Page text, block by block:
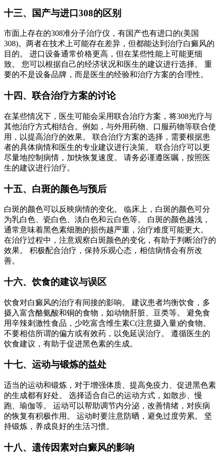
十三、国产与进口308的区别
市面上存在的308准分子治疗仪，有国产也有进口的(美国
308)。两者在技术上可能存在差异，但都能达到治疗白癜风的
目的。 进口设备通常价格更高，但在某些性能上可能更细
致。 您可以根据自己的经济状况和医生的建议进行选择。 重
要的不是设备品牌，而是医生的经验和治疗方案的合理性。
十四、联合治疗方案的讨论
在某些情况下，医生可能会采用联合治疗方案，将308光疗与
其他治疗方式相结合。例如，与外用药物、口服药物等联合使
用，以提高治疗的效果。 联合治疗方案的选择，需要根据患
者的具体病情和医生的专业建议进行决策。 联合治疗可以更
尽量地控制病情，加快恢复速度。 请务必谨遵医嘱，按照医
生的建议进行治疗。
十五、白斑的颜色与预后
白斑的颜色可以反映病情的变化。 临床上，白斑的颜色可分
为乳白色、瓷白色、淡白色和云白色等。 白斑的颜色越浅，
通常意味着黑色素细胞的损伤越严重，治疗难度可能更大。
在治疗过程中，注意观察白斑颜色的变化，有助于判断治疗的
效果。 积极配合治疗，保持乐观心态，相信病情会有所改
善。
十六、饮食的建议与误区
饮食对白癜风的治疗有间接的影响。 建议患者均衡饮食，多
摄入富含酪氨酸和铜的食物，如动物肝脏、豆类等。 避免食
用辛辣刺激性食品，少吃富含维生素C(注意摄入量)的食物。
不要相信所谓的偏方或有效药，以免延误治疗。 遵循医生的
饮食建议，有助于促进黑色素的生成。
十七、运动与锻炼的益处
适当的运动和锻炼，对于增强体质、提高免疫力、促进黑色素
的生成都有好处。 选择适合自己的运动方式，如散步、慢
跑、瑜伽等。 运动可以帮助调节内分泌，改善情绪，对疾病
的恢复有积极作用。 运动时要注意防晒，避免过度劳累。 坚
持锻炼，养成良好的生活习惯。
十八、遗传因素对白癜风的影响